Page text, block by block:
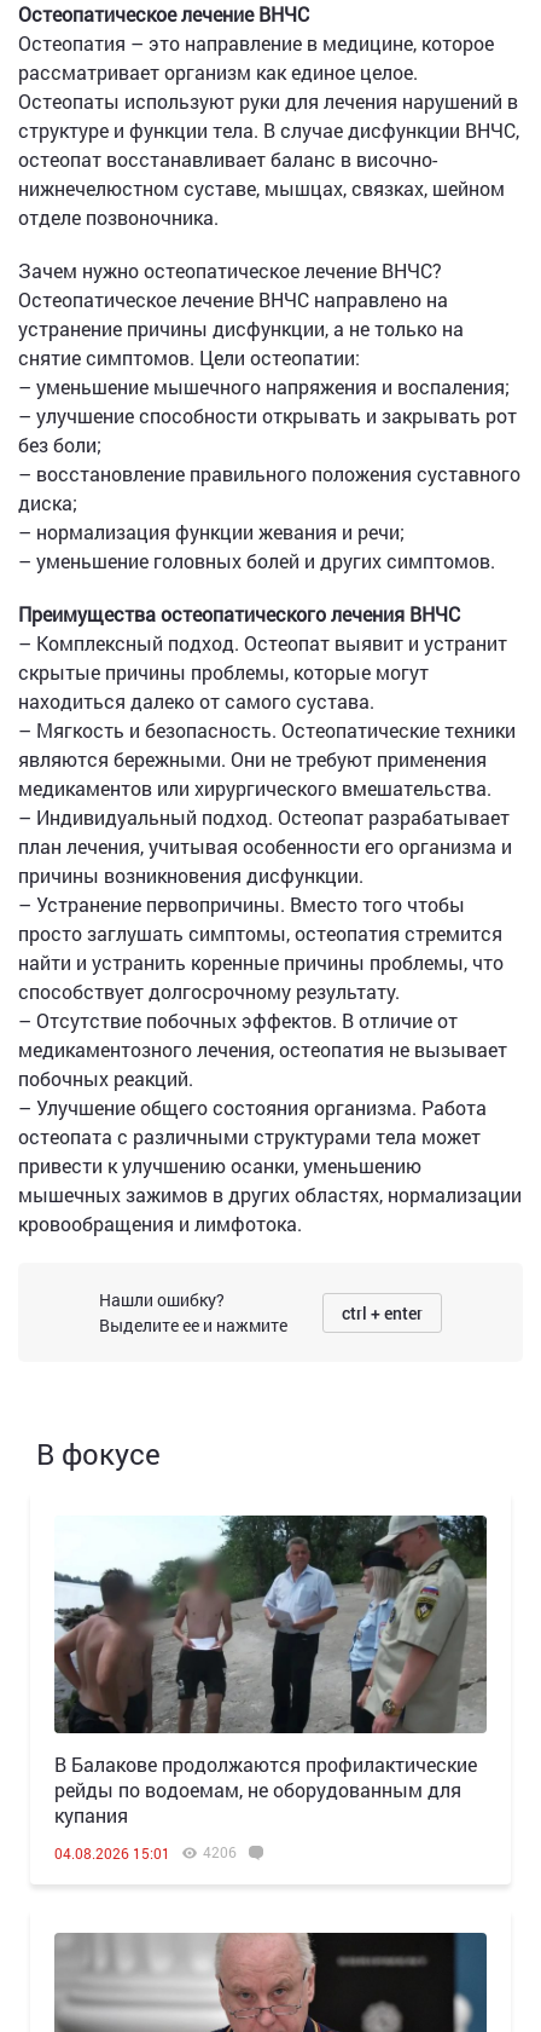
Остеопатическое лечение ВНЧС
Остеопатия – это направление в медицине, которое
рассматривает организм как единое целое.
Остеопаты используют руки для лечения нарушений в
структуре и функции тела. В случае дисфункции ВНЧС,
остеопат восстанавливает баланс в височно-
нижнечелюстном суставе, мышцах, связках, шейном
отделе позвоночника.
Зачем нужно остеопатическое лечение ВНЧС?
Остеопатическое лечение ВНЧС направлено на
устранение причины дисфункции, а не только на
снятие симптомов. Цели остеопатии:
– уменьшение мышечного напряжения и воспаления;
– улучшение способности открывать и закрывать рот
без боли;
– восстановление правильного положения суставного
диска;
– нормализация функции жевания и речи;
– уменьшение головных болей и других симптомов.
Преимущества остеопатического лечения ВНЧС
– Комплексный подход. Остеопат выявит и устранит
скрытые причины проблемы, которые могут
находиться далеко от самого сустава.
– Мягкость и безопасность. Остеопатические техники
являются бережными. Они не требуют применения
медикаментов или хирургического вмешательства.
– Индивидуальный подход. Остеопат разрабатывает
план лечения, учитывая особенности его организма и
причины возникновения дисфункции.
– Устранение первопричины. Вместо того чтобы
просто заглушать симптомы, остеопатия стремится
найти и устранить коренные причины проблемы, что
способствует долгосрочному результату.
– Отсутствие побочных эффектов. В отличие от
медикаментозного лечения, остеопатия не вызывает
побочных реакций.
– Улучшение общего состояния организма. Работа
остеопата с различными структурами тела может
привести к улучшению осанки, уменьшению
мышечных зажимов в других областях, нормализации
кровообращения и лимфотока.
Нашли ошибку?
Выделите ее и нажмите
ctrl + enter
В фокусе
В Балакове продолжаются профилактические
рейды по водоемам, не оборудованным для
купания
04.08.2026 15:01 4206